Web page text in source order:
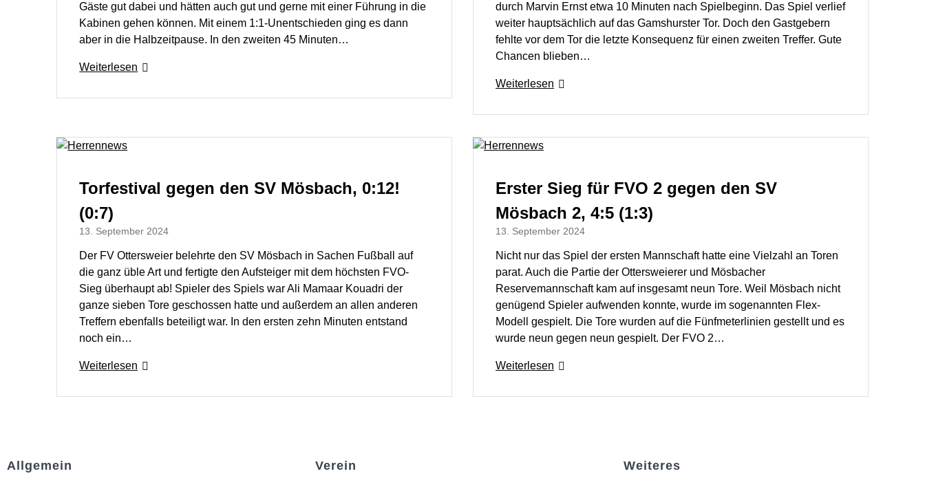
Gäste gut dabei und hätten auch gut und gerne mit einer Führung in die
Kabinen gehen können. Mit einem 1:1-Unentschieden ging es dann
aber in die Halbzeitpause. In den zweiten 45 Minuten…
Weiterlesen
durch Marvin Ernst etwa 10 Minuten nach Spielbeginn. Das Spiel verlief
weiter hauptsächlich auf das Gamshurster Tor. Doch den Gastgebern
fehlte vor dem Tor die letzte Konsequenz für einen zweiten Treffer. Gute
Chancen blieben…
Weiterlesen
Torfestival gegen den SV Mösbach, 0:12!
(0:7)
13. September 2024
Der FV Ottersweier belehrte den SV Mösbach in Sachen Fußball auf
die ganz üble Art und fertigte den Aufsteiger mit dem höchsten FVO-
Sieg überhaupt ab! Spieler des Spiels war Ali Mamaar Kouadri der
ganze sieben Tore geschossen hatte und außerdem an allen anderen
Treffern ebenfalls beteiligt war. In den ersten zehn Minuten entstand
noch ein…
Weiterlesen
Erster Sieg für FVO 2 gegen den SV
Mösbach 2, 4:5 (1:3)
13. September 2024
Nicht nur das Spiel der ersten Mannschaft hatte eine Vielzahl an Toren
parat. Auch die Partie der Ottersweierer und Mösbacher
Reservemannschaft kam auf insgesamt neun Tore. Weil Mösbach nicht
genügend Spieler aufwenden konnte, wurde im sogenannten Flex-
Modell gespielt. Die Tore wurden auf die Fünfmeterlinien gestellt und es
wurde neun gegen neun gespielt. Der FVO 2…
Weiterlesen
Allgemein Verein Weiteres